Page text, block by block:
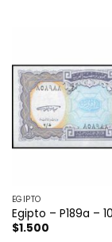
EGIPTO
Egipto – P189a –
$1.500